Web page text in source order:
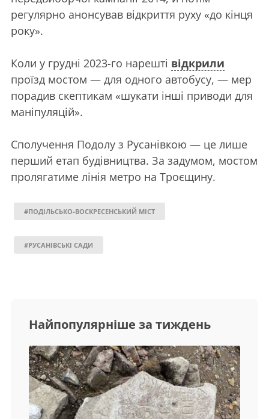
регулярно анонсував відкриття руху «до кінця
року».
Коли у грудні 2023-го нарешті відкрили
проїзд мостом — для одного автобусу, — мер
порадив скептикам «шукати інші приводи для
маніпуляцій».
Сполучення Подолу з Русанівкою — це лише
перший етап будівництва. За задумом, мостом
пролягатиме лінія метро на Троєщину.
#ПОДІЛЬСЬКО-ВОСКРЕСЕНСЬКИЙ МІСТ
#РУСАНІВСЬКІ САДИ
Найпопулярніше за тиждень